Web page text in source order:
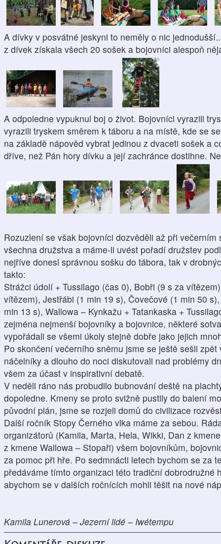
A dívky v posvátné jeskyni to neměly o nic
z dívek získala všech 20 sošek a bojovníci alespoň
A odpoledne vypuknul boj o život. Bojovníci vyrazili
vyrazili tryskem směrem k táboru a na místě, kde se
na základě nápověd vybrat jedinou z dvaceti sošek a
dříve, než Pán hory dívku a její zachránce dostihne.
Rozuzlení se však bojovníci dozvěděli až při
všechna družstva a máme-li uvést pořadí družstev
nejříve donesl správnou sošku do tábora, tak v
takto:
Strážci údolí + Tussilago (čas 0), Bobři (9 s za
vítězem), Jestřábi (1 min 19 s), Čovečové (1 min 50
min 13 s), Wallowa – Kynkažu + Tatankaska +
zejména nejmenší bojovníky a bojovnice, některé
vypořádali se všemi úkoly stejně dobře jako jejich
Po skončení večerního sněmu jsme se ještě sešli
náčelníky a dlouho do noci diskutovali nad problémy
všem za účast v inspirativní debatě.
V neděli ráno nás probudilo bubnování deště na
dopoledne. Kmeny se proto svižně pustily do balení
původní plán, jsme se rozjeli domů do civilizace
Další ročník Stopy Černého vlka máme za sebou.
organizátorů (Kamila, Marta, Hela, Wikki, Dan z
z kmene Wallowa – Stopaři) všem bojovníkům,
za pomoc při hře. Po sedmnácti letech bychom se za
předáváme tímto organizaci této tradiční dobrodružné
abychom se v dalších ročnících mohli těšit na nové
Kamila Lunerová – Jezerní lidé – Iwétempu